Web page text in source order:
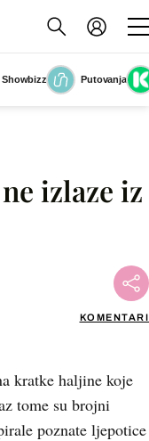
Showbizz
Putovanja
Slika nije dostupna
izlaze iz
KOMENTARI
kratke haljine koje
tome su brojni
poznate ljepotice